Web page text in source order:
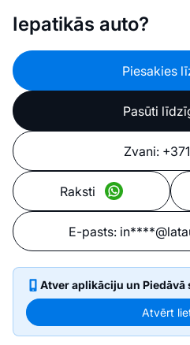
Iepatikās auto?
Piesakies
Pasūti
Zvani:
Raksti
E-pasts:
Atver aplikāciju un Piedāvā
Atvērt